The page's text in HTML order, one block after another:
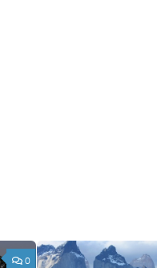
0